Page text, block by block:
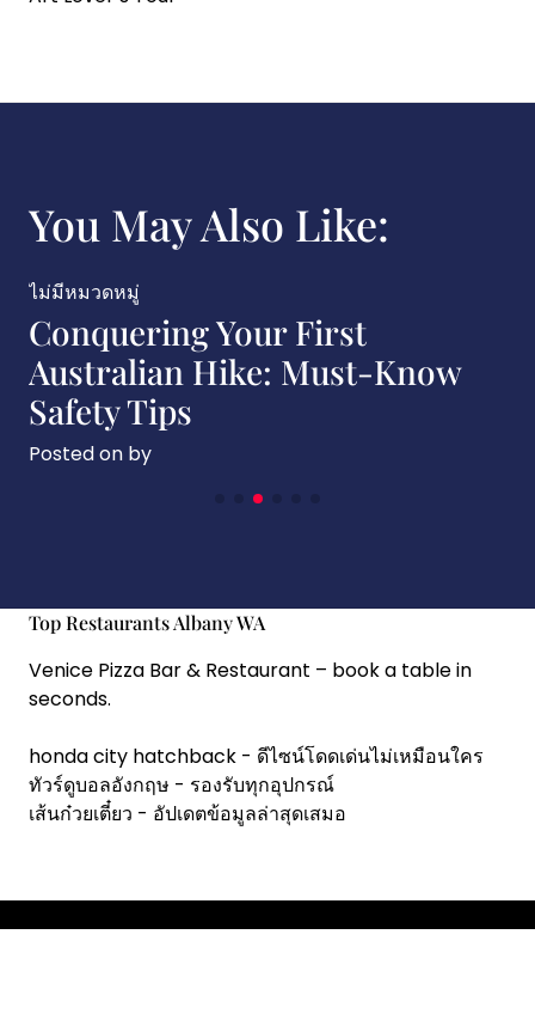
You May Also Like:
ไม่มีหมวดหมู่
Conquering Your First
Australian Hike: Must-Know
Safety Tips
Posted on by
Top Restaurants Albany WA
Venice Pizza Bar & Restaurant – book a table in
seconds.
honda city hatchback - ดีไซน์โดดเด่นไม่เหมือนใคร
ทัวร์ดูบอลอังกฤษ - รองรับทุกอุปกรณ์
เส้นก๋วยเตี๋ยว - อัปเดตข้อมูลล่าสุดเสมอ